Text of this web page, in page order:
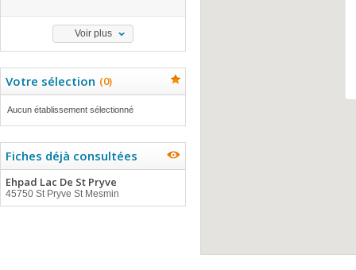
Voir plus
Votre sélection (0)
Aucun établissement sélectionné
Fiches déjà consultées
Ehpad Lac De St Pryve
45750 St Pryve St Mesmin